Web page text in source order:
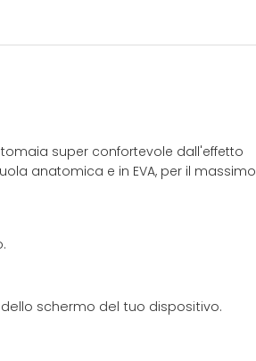
super confortevole dall'effetto
anatomica e in EVA, per il massimo
schermo del tuo dispositivo.